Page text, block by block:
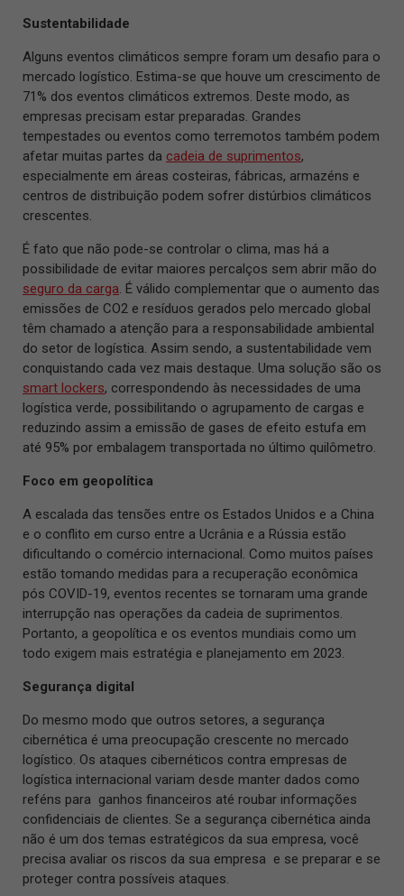
Sustentabilidade
Alguns eventos climáticos sempre foram um desafio para o
mercado logístico. Estima-se que houve um crescimento de
71% dos eventos climáticos extremos. Deste modo, as
empresas precisam estar preparadas. Grandes
tempestades ou eventos como terremotos também podem
afetar muitas partes da cadeia de suprimentos,
especialmente em áreas costeiras, fábricas, armazéns e
centros de distribuição podem sofrer distúrbios climáticos
crescentes.
É fato que não pode-se controlar o clima, mas há a
possibilidade de evitar maiores percalços sem abrir mão do
seguro da carga . É válido complementar que o aumento das
emissões de CO2 e resíduos gerados pelo mercado global
têm chamado a atenção para a responsabilidade ambiental
do setor de logística. Assim sendo, a sustentabilidade vem
conquistando cada vez mais destaque. Uma solução são os
smart lockers, correspondendo às necessidades de uma
logística verde, possibilitando o agrupamento de cargas e
reduzindo assim a emissão de gases de efeito estufa em
até 95% por embalagem transportada no último quilômetro.
Foco em geopolítica
A escalada das tensões entre os Estados Unidos e a China
e o conflito em curso entre a Ucrânia e a Rússia estão
dificultando o comércio internacional. Como muitos países
estão tomando medidas para a recuperação econômica
pós COVID-19, eventos recentes se tornaram uma grande
interrupção nas operações da cadeia de suprimentos.
Portanto, a geopolítica e os eventos mundiais como um
todo exigem mais estratégia e planejamento em 2023.
Segurança digital
Do mesmo modo que outros setores, a segurança
cibernética é uma preocupação crescente no mercado
logístico. Os ataques cibernéticos contra empresas de
logística internacional variam desde manter dados como
reféns para ganhos financeiros até roubar informações
confidenciais de clientes. Se a segurança cibernética ainda
não é um dos temas estratégicos da sua empresa, você
precisa avaliar os riscos da sua empresa e se preparar e se
proteger contra possíveis ataques.